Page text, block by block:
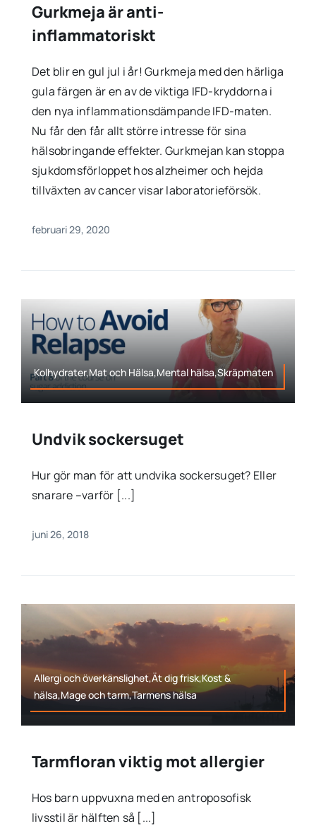
Gurkmeja är anti-
inflammatoriskt
Det blir en gul jul i år! Gurkmeja med den härliga
gula färgen är en av de viktiga IFD-kryddorna i
den nya inflammationsdämpande IFD-maten.
Nu får den får allt större intresse för sina
hälsobringande effekter. Gurkmejan kan stoppa
sjukdomsförloppet hos alzheimer och hejda
tillväxten av cancer visar laboratorieförsök.
februari 29, 2020
Kolhydrater,Mat och Hälsa,Mental hälsa,Skräpmaten
Undvik sockersuget
Hur gör man för att undvika sockersuget? Eller
snarare –varför [...]
juni 26, 2018
Allergi och överkänslighet,Ät dig frisk,Kost &
hälsa,Mage och tarm,Tarmens hälsa
Tarmfloran viktig mot allergier
Hos barn uppvuxna med en antroposofisk
livsstil är hälften så [...]